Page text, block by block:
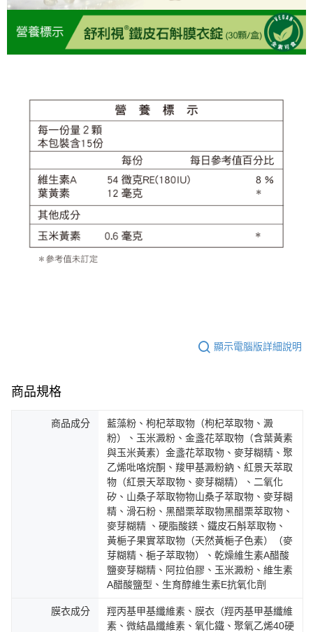
顯示電腦版詳細說明
商品規格
商品成分
藍藻粉、枸杞萃取物（枸杞萃取物、澱
粉）、玉米澱粉、金盞花萃取物（含葉黃素
與玉米黃素）金盞花萃取物、麥芽糊精、聚
乙烯吡咯烷酮、羧甲基澱粉鈉、紅景天萃取
物（紅景天萃取物、麥芽糊精）、二氧化
矽、山桑子萃取物物山桑子萃取物、麥芽糊
精、滑石粉、黑醋栗萃取物黑醋栗萃取物、
麥芽糊精 、硬脂酸鎂、鐵皮石斛萃取物、
黃梔子果實萃取物（天然黃梔子色素）（麥
芽糊精、梔子萃取物）、乾燥維生素A醋酸
鹽麥芽糊精、阿拉伯膠、玉米澱粉、維生素
A醋酸鹽型、生育醇維生素E抗氧化劑
膜衣成分
羥丙基甲基纖維素、膜衣（羥丙基甲基纖維
素、微結晶纖維素、氧化鐵、聚氧乙烯40硬